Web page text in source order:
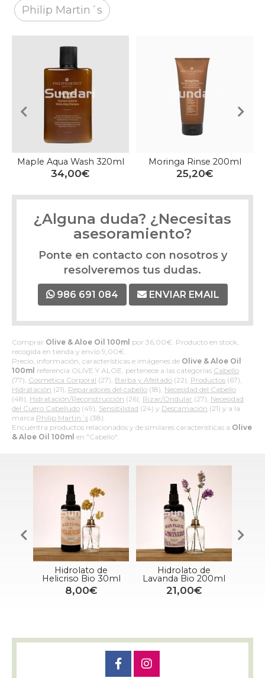
Comprar Olive & Aloe Oil 100ml por 36,00€. Producto en stock,
recogida en tienda y envío 9,00€.
Precio, información, características e imágenes de Olive & Aloe Oil
100ml referencia OLIVE Y ALOE, pertenece a las categorías Cabello
(77), Cosmética Corporal (27), Barba y Afeitado (22), Productos (67),
Hidratación (21), Reparadores del cabello (18), Necesidad del Cabello
(48), Hidratación/Reconstrucción (26), Rizar/Ondular (27), Necesidad
del Cuero Cabelludo (49), Sensibilidad (24) y Descamación (21) y a la
marca Philip Martin´s (38).
Encuentra productos relacionados y de similares características a Olive
& Aloe Oil 100ml en "Cabello".
Philip Martin´s
Moringa Rinse 200ml
25,20€
Moringa Wash 320ml
33,00€
¿Alguna duda? ¿Necesitas
asesoramiento?
Ponte en contacto con nosotros y
resolveremos tus dudas.
986 691 084 ENVIAR EMAIL
Bio 30ml
Hidrolato de
Lavanda Bio 200ml
21,00€
Hidrolato de Salvia
Bio 100ml
14,50€